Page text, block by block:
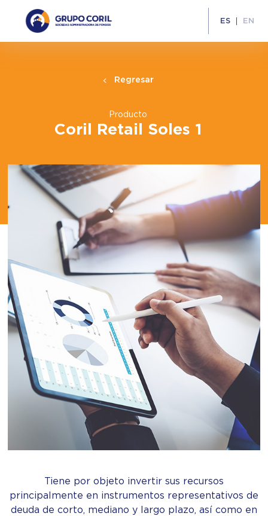
ES EN
Regresar
Producto
Coril Retail Soles 1
Tiene por objeto invertir sus recursos
principalmente en instrumentos representativos de
deuda de corto, mediano y largo plazo, así como en